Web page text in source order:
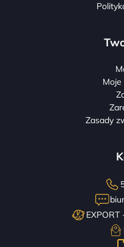
Zasady
EXPORT